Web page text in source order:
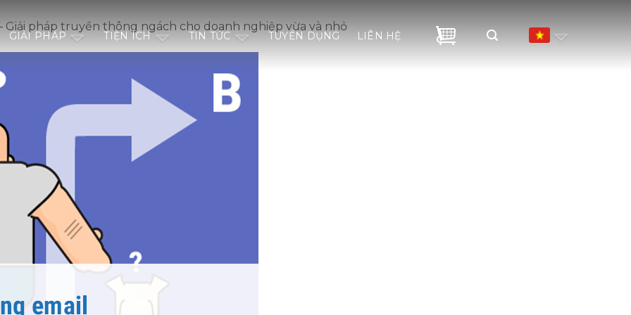
GIẢI PHÁP TIỆN ÍCH TIN TỨC TUYỂN DỤNG LIÊN HỆ
Giải pháp truyền thông ngách cho doanh nghiệp vừa và nhỏ